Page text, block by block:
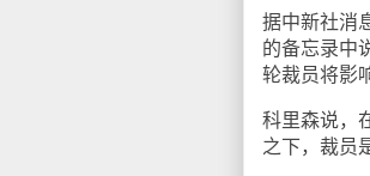
据中新社消
的备忘录中
轮裁员将影
科里森说，
之下，裁员